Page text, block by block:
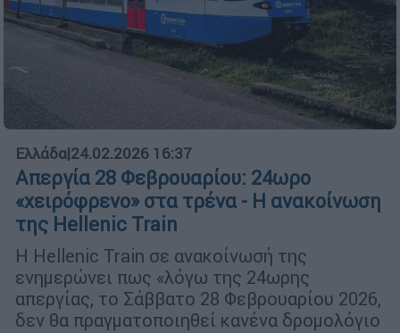
Ελλάδα|24.02.2026 16:37
Απεργία 28 Φεβρουαρίου: 24ωρο
«χειρόφρενο» στα τρένα - Η ανακοίνωση
της Hellenic Train
Η Hellenic Train σε ανακοίνωσή της
ενημερώνει πως «λόγω της 24ωρης
απεργίας, το Σάββατο 28 Φεβρουαρίου 2026,
δεν θα πραγματοποιηθεί κανένα δρομολόγιο